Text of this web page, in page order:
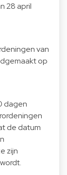
28 april
van
op
dagen
de datum
zijn